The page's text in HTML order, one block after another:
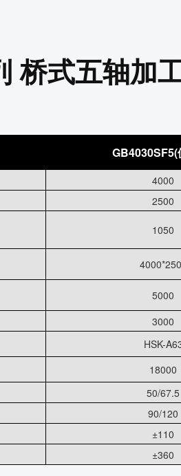
桥式五轴加
GB4030SF5(
4000
2500
1050
5000
3000
HSK-
18000
50/67.5
90/120
±110
±360